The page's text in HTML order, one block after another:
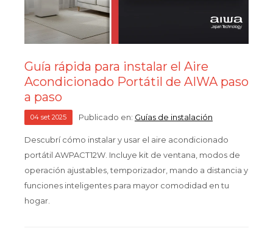
Guía rápida para instalar el Aire
Acondicionado Portátil de AIWA paso
a paso
04 set 2025 Publicado en: Guías de instalación
Descubrí cómo instalar y usar el aire acondicionado
portátil AWPACT12W. Incluye kit de ventana, modos de
operación ajustables, temporizador, mando a distancia y
funciones inteligentes para mayor comodidad en tu
hogar.